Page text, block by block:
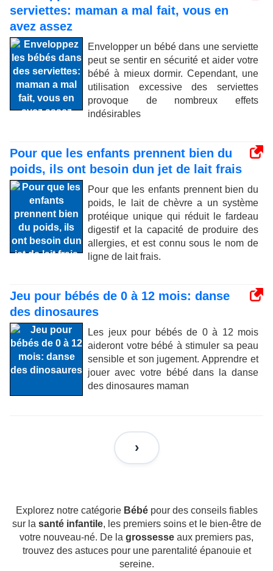
serviettes: maman a mal fait, vous en
avez assez
Envelopper un bébé dans une serviette
peut se sentir en sécurité et aider votre
bébé à mieux dormir. Cependant, une
utilisation excessive des serviettes
provoque de nombreux effets
indésirables
Pour que les enfants prennent bien du
poids, ils ont besoin dun jet de lait frais
Pour que les enfants prennent bien du
poids, le lait de chèvre a un système
protéique unique qui réduit le fardeau
digestif et la capacité de produire des
allergies, et est connu sous le nom de
ligne de lait frais.
Jeu pour bébés de 0 à 12 mois: danse
des dinosaures
Les jeux pour bébés de 0 à 12 mois
aideront votre bébé à stimuler sa peau
sensible et son jugement. Apprendre et
jouer avec votre bébé dans la danse
des dinosaures maman
Explorez notre catégorie Bébépour des conseils fiables
sur la santé infantile, les premiers soins et le bien-être de
votre nouveau-né. De la grossesse aux premiers pas,
trouvez des astuces pour une parentalité épanouie et
sereine.